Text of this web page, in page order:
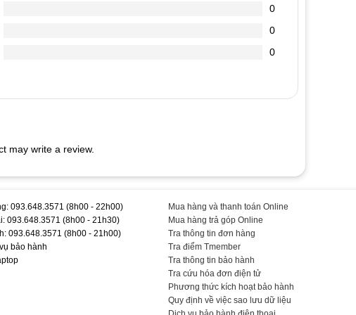
ta nghe tiếng kêu tít tít kéo dài, máy boot vào windown rất chậm.
mở Word ra gõ chữ sẽ thấy.
phím sẽ thu hút lũ kiến đến “cắn phá” bàn phím laptop của
để quét sạch bụi bám dưới các khe phím.
#Chính #Hãng #T #TEEMO #PC #KEY99
0
0
0
may write a review.
093.648.3571 (8h00 - 22h00)
093.648.3571 (8h00 - 21h30)
093.648.3571 (8h00 - 21h00)
bảo hành
Mua hàng và thanh toán Online
Mua hàng trả góp Online
Tra thông tin đơn hàng
Tra điểm Tmember
Tra thông tin bảo hành
Tra cứu hóa đơn điện tử
Phương thức kích hoạt bảo hành
Quy định về việc sao lưu dữ liệu